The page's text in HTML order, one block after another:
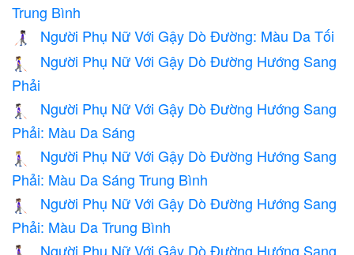
Trung Bình
👩🏿‍🦯 Người Phụ Nữ Với Gậy Dò Đường: Màu Da Tối
👩‍🦯‍➡️
Người Phụ Nữ Với Gậy Dò Đường Hướng Sang
Phải
👩🏻‍🦯‍➡️
Người Phụ Nữ Với Gậy Dò Đường Hướng Sang
Phải: Màu Da Sáng
👩🏼‍🦯‍➡️
Người Phụ Nữ Với Gậy Dò Đường Hướng Sang
Phải: Màu Da Sáng Trung Bình
👩🏽‍🦯‍➡️
Người Phụ Nữ Với Gậy Dò Đường Hướng Sang
Phải: Màu Da Trung Bình
Người Phụ Nữ Với Gậy Dò Đường Hướng Sang